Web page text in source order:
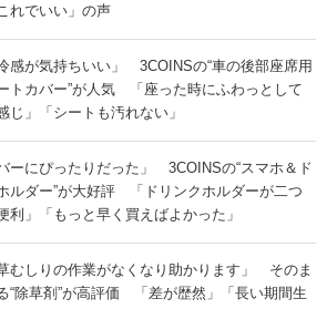
れでいい」の声
感が気持ちいい」 3COINSの“車の後部座席用
トカバー”が人気 「座った時にふわっとして
じ」「シートも汚れない」
ーにぴったりだった」 3COINSの“スマホ＆ド
ルダー”が大好評 「ドリンクホルダーが二つ
利」「もっと早く買えばよかった」
むしりの作業がなくなり助かります」 そのま
“除草剤”が高評価 「差が歴然」「長い期間生